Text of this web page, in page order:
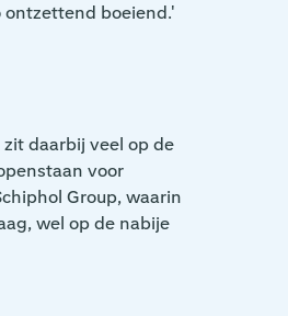
boeiend.'
daarbij veel op de
voor
Group, waarin
wel op de nabije